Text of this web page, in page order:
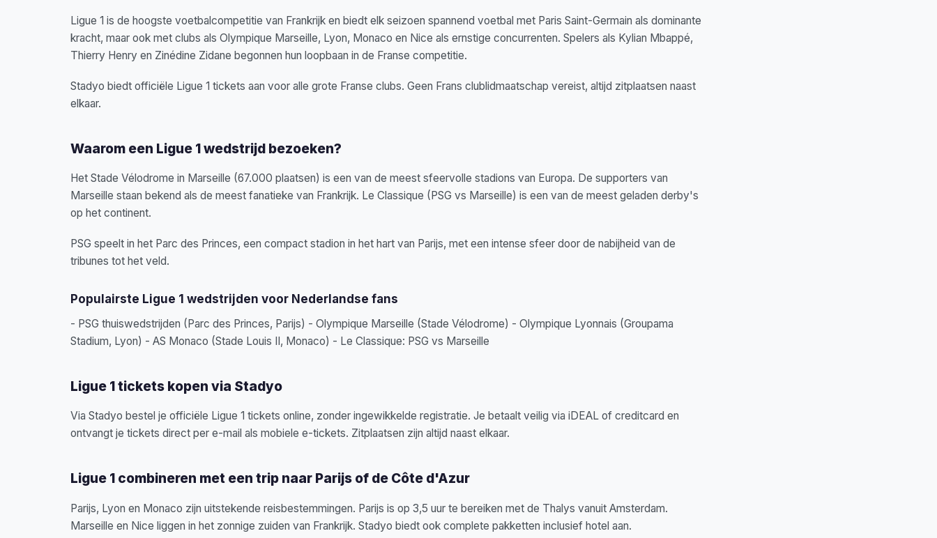
Ligue 1 is de hoogste voetbalcompetitie van Frankrijk en biedt elk seizoen spannend voetbal met Paris Saint-Germain als dominante
kracht, maar ook met clubs als Olympique Marseille, Lyon, Monaco en Nice als ernstige concurrenten. Spelers als Kylian Mbappé,
Thierry Henry en Zinédine Zidane begonnen hun loopbaan in de Franse competitie.
Stadyo biedt officiële Ligue 1 tickets aan voor alle grote Franse clubs. Geen Frans clublidmaatschap vereist, altijd zitplaatsen naast
elkaar.
Waarom een Ligue 1 wedstrijd bezoeken?
Het Stade Vélodrome in Marseille (67.000 plaatsen) is een van de meest sfeervolle stadions van Europa. De supporters van
Marseille staan bekend als de meest fanatieke van Frankrijk. Le Classique (PSG vs Marseille) is een van de meest geladen derby's
op het continent.
PSG speelt in het Parc des Princes, een compact stadion in het hart van Parijs, met een intense sfeer door de nabijheid van de
tribunes tot het veld.
Populairste Ligue 1 wedstrijden voor Nederlandse fans
- PSG thuiswedstrijden (Parc des Princes, Parijs) - Olympique Marseille (Stade Vélodrome) - Olympique Lyonnais (Groupama
Stadium, Lyon) - AS Monaco (Stade Louis II, Monaco) - Le Classique: PSG vs Marseille
Ligue 1 tickets kopen via Stadyo
Via Stadyo bestel je officiële Ligue 1 tickets online, zonder ingewikkelde registratie. Je betaalt veilig via iDEAL of creditcard en
ontvangt je tickets direct per e-mail als mobiele e-tickets. Zitplaatsen zijn altijd naast elkaar.
Ligue 1 combineren met een trip naar Parijs of de Côte d'Azur
Parijs, Lyon en Monaco zijn uitstekende reisbestemmingen. Parijs is op 3,5 uur te bereiken met de Thalys vanuit Amsterdam.
Marseille en Nice liggen in het zonnige zuiden van Frankrijk. Stadyo biedt ook complete pakketten inclusief hotel aan.